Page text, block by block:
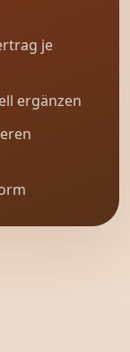
je
ergänzen